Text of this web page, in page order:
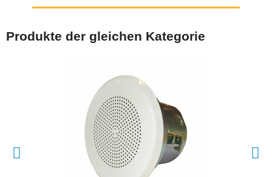
Produkte der gleichen Kategorie